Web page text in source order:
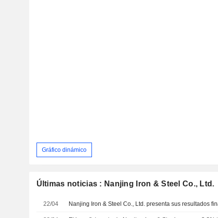
Gráfico dinámico
Últimas noticias : Nanjing Iron & Steel Co., Ltd.
22/04